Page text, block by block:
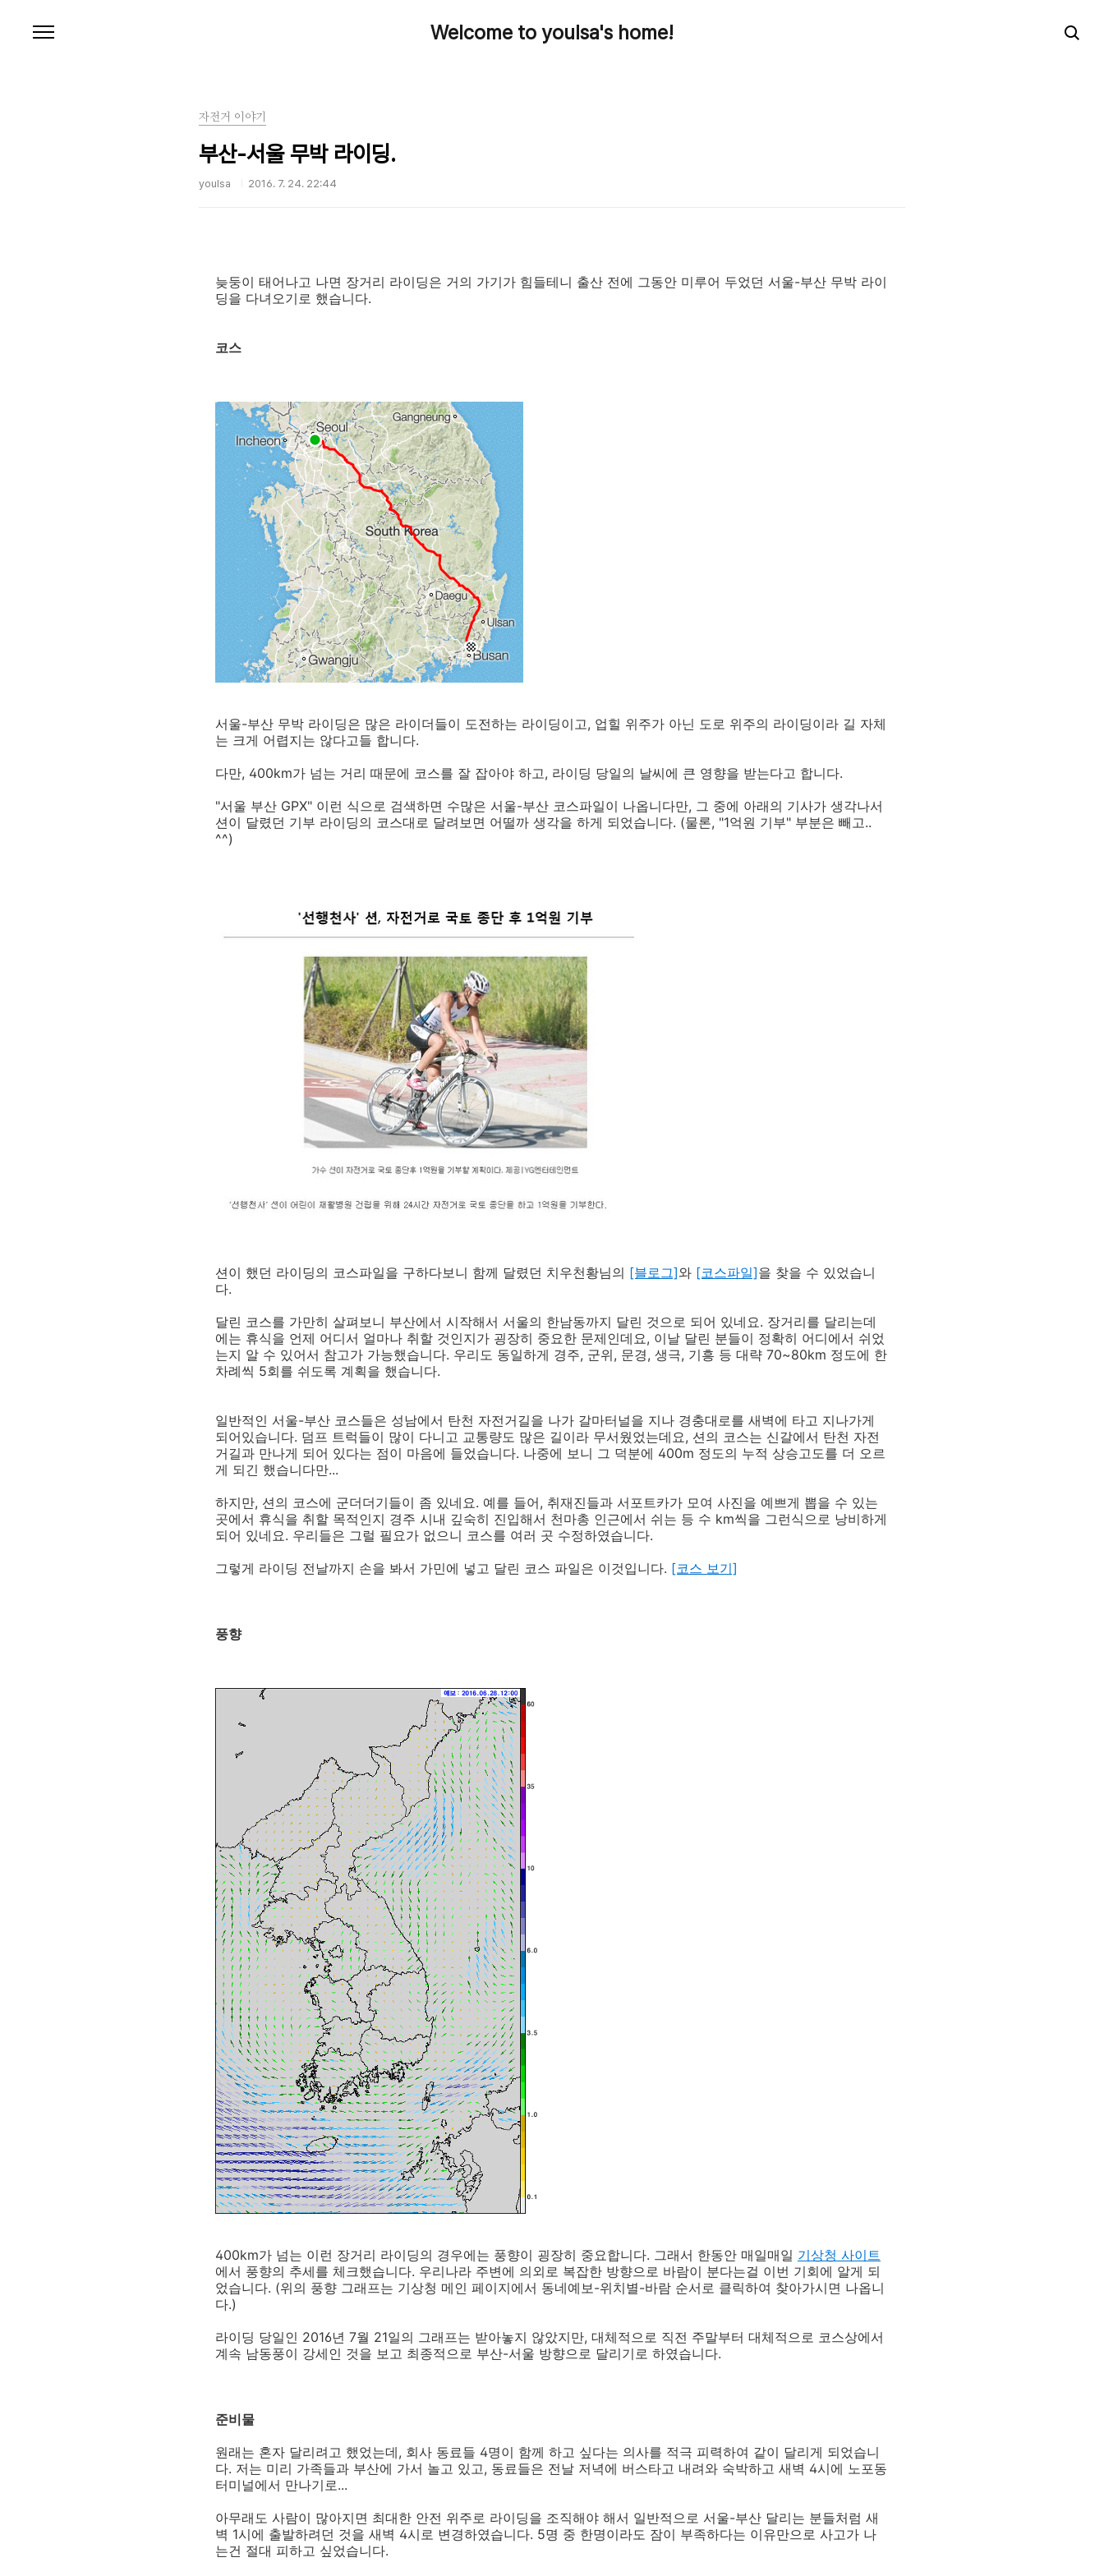
Welcome to youlsa's home!
자전거 이야기
부산-서울 무박 라이딩.
youlsa 2016. 7. 24. 22:44
늦둥이 태어나고 나면 장거리 라이딩은 거의 가기가 힘들테니 출산 전에 그동안 미루어 두었던 서울-부산 무박 라이
딩을 다녀오기로 했습니다.
코스
서울-부산 무박 라이딩은 많은 라이더들이 도전하는 라이딩이고, 업힐 위주가 아닌 도로 위주의 라이딩이라 길 자체
는 크게 어렵지는 않다고들 합니다.
다만, 400km가 넘는 거리 때문에 코스를 잘 잡아야 하고, 라이딩 당일의 날씨에 큰 영향을 받는다고 합니다.
"서울 부산 GPX" 이런 식으로 검색하면 수많은 서울-부산 코스파일이 나옵니다만, 그 중에 아래의 기사가 생각나서
션이 달렸던 기부 라이딩의 코스대로 달려보면 어떨까 생각을 하게 되었습니다. (물론, "1억원 기부" 부분은 빼고..
^^)
션이 했던 라이딩의 코스파일을 구하다보니 함께 달렸던 치우천황님의 [블로그]와 [코스파일]을 찾을 수 있었습니
다.
달린 코스를 가만히 살펴보니 부산에서 시작해서 서울의 한남동까지 달린 것으로 되어 있네요. 장거리를 달리는데
에는 휴식을 언제 어디서 얼마나 취할 것인지가 굉장히 중요한 문제인데요, 이날 달린 분들이 정확히 어디에서 쉬었
는지 알 수 있어서 참고가 가능했습니다. 우리도 동일하게 경주, 군위, 문경, 생극, 기흥 등 대략 70~80km 정도에 한
차례씩 5회를 쉬도록 계획을 했습니다.
일반적인 서울-부산 코스들은 성남에서 탄천 자전거길을 나가 갈마터널을 지나 경충대로를 새벽에 타고 지나가게
되어있습니다. 덤프 트럭들이 많이 다니고 교통량도 많은 길이라 무서웠었는데요, 션의 코스는 신갈에서 탄천 자전
거길과 만나게 되어 있다는 점이 마음에 들었습니다. 나중에 보니 그 덕분에 400m 정도의 누적 상승고도를 더 오르
게 되긴 했습니다만...
하지만, 션의 코스에 군더더기들이 좀 있네요. 예를 들어, 취재진들과 서포트카가 모여 사진을 예쁘게 뽑을 수 있는
곳에서 휴식을 취할 목적인지 경주 시내 깊숙히 진입해서 천마총 인근에서 쉬는 등 수 km씩을 그런식으로 낭비하게
되어 있네요. 우리들은 그럴 필요가 없으니 코스를 여러 곳 수정하였습니다.
그렇게 라이딩 전날까지 손을 봐서 가민에 넣고 달린 코스 파일은 이것입니다. [코스 보기]
풍향
400km가 넘는 이런 장거리 라이딩의 경우에는 풍향이 굉장히 중요합니다. 그래서 한동안 매일매일 기상청 사이트
에서 풍향의 추세를 체크했습니다. 우리나라 주변에 의외로 복잡한 방향으로 바람이 분다는걸 이번 기회에 알게 되
었습니다. (위의 풍향 그래프는 기상청 메인 페이지에서 동네예보-위치별-바람 순서로 클릭하여 찾아가시면 나옵니
다.)
라이딩 당일인 2016년 7월 21일의 그래프는 받아놓지 않았지만, 대체적으로 직전 주말부터 대체적으로 코스상에서
계속 남동풍이 강세인 것을 보고 최종적으로 부산-서울 방향으로 달리기로 하였습니다.
준비물
원래는 혼자 달리려고 했었는데, 회사 동료들 4명이 함께 하고 싶다는 의사를 적극 피력하여 같이 달리게 되었습니
다. 저는 미리 가족들과 부산에 가서 놀고 있고, 동료들은 전날 저녁에 버스타고 내려와 숙박하고 새벽 4시에 노포동
터미널에서 만나기로...
아무래도 사람이 많아지면 최대한 안전 위주로 라이딩을 조직해야 해서 일반적으로 서울-부산 달리는 분들처럼 새
벽 1시에 출발하려던 것을 새벽 4시로 변경하였습니다. 5명 중 한명이라도 잠이 부족하다는 이유만으로 사고가 나
는건 절대 피하고 싶었습니다.